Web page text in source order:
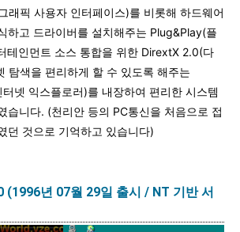
래픽 사용자 인터페이스)를 비롯해 하드웨어
하고 드라이버를 설치해주는 Plug&Play(플
테인먼트 소스 통합을 위한 DirextX 2.0(다
탐색을 편리하게 할 수 있도록 해주는
넷 익스플로러)를 내장하여 편리한 시스템
습니다. (천리안 등의 PC통신을 처음으로 접
던 것으로 기억하고 있습니다)
(1996년 07월 29일 출시 / NT 기반서